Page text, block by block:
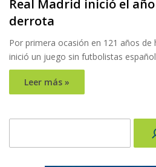
Real Madrid inició el
derrota
Por primera ocasión en 121 años de
inició un juego sin futbolistas
Leer más »